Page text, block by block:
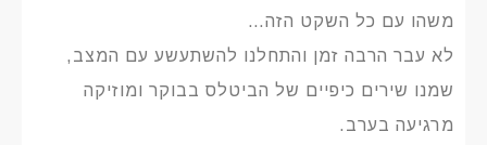
משהו עם כל השקט הזה…
לא עבר הרבה זמן והתחלנו להשתעשע עם המצב,
שמנו שירים כיפיים של הביטלס בבוקר ומוזיקה
מרגיעה בערב.